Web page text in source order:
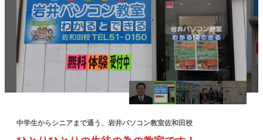
中学生からシニアまで通う、岩井パソコン教室佐和田校